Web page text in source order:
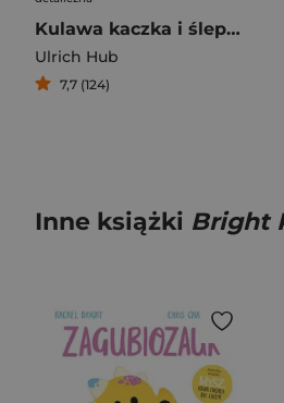
Kulawa kaczka i ślepa kura
Ulrich Hub
7,7 (124)
Inne książki Bright